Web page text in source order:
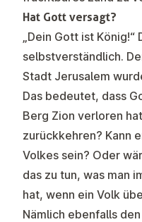
Hat Gott versagt?
„Dein Gott ist
selbstverständlich.
Stadt Jerusalem
Das bedeutet, dass
Berg Zion verloren
zurückkehren? Kann
Volkes sein? Oder
das zu tun, was man
hat, wenn ein Volk
Nämlich ebenfalls